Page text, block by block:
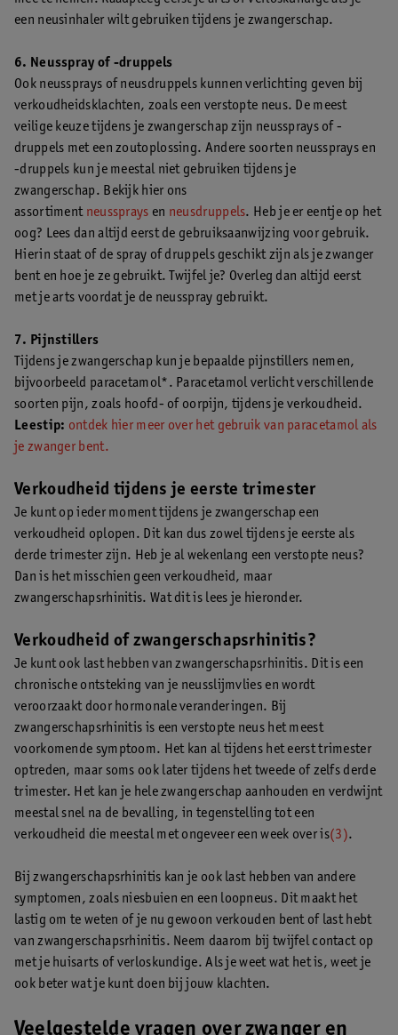
een neusinhaler wilt gebruiken tijdens je zwangerschap.
6. Neusspray of -druppels
Ook neussprays of neusdruppels kunnen verlichting geven bij
verkoudheidsklachten, zoals een verstopte neus. De meest
veilige keuze tijdens je zwangerschap zijn neussprays of -
druppels met een zoutoplossing. Andere soorten neussprays en
-druppels kun je meestal niet gebruiken tijdens je
zwangerschap. Bekijk hier ons
assortiment neussprays en neusdruppels. Heb je er eentje op het
oog? Lees dan altijd eerst de gebruiksaanwijzing voor gebruik.
Hierin staat of de spray of druppels geschikt zijn als je zwanger
bent en hoe je ze gebruikt. Twijfel je? Overleg dan altijd eerst
met je arts voordat je de neusspray gebruikt.
7. Pijnstillers
Tijdens je zwangerschap kun je bepaalde pijnstillers nemen,
bijvoorbeeld paracetamol*. Paracetamol verlicht verschillende
soorten pijn, zoals hoofd- of oorpijn, tijdens je verkoudheid.
Leestip: ontdek hier meer over het gebruik van paracetamol als
je zwanger bent.
Verkoudheid tijdens je eerste trimester
Je kunt op ieder moment tijdens je zwangerschap een
verkoudheid oplopen. Dit kan dus zowel tijdens je eerste als
derde trimester zijn. Heb je al wekenlang een verstopte neus?
Dan is het misschien geen verkoudheid, maar
zwangerschapsrhinitis. Wat dit is lees je hieronder.
Verkoudheid of zwangerschapsrhinitis?
Je kunt ook last hebben van zwangerschapsrhinitis. Dit is een
chronische ontsteking van je neusslijmvlies en wordt
veroorzaakt door hormonale veranderingen. Bij
zwangerschapsrhinitis is een verstopte neus het meest
voorkomende symptoom. Het kan al tijdens het eerst trimester
optreden, maar soms ook later tijdens het tweede of zelfs derde
trimester. Het kan je hele zwangerschap aanhouden en verdwijnt
meestal snel na de bevalling, in tegenstelling tot een
verkoudheid die meestal met ongeveer een week over is(3).
Bij zwangerschapsrhinitis kan je ook last hebben van andere
symptomen, zoals niesbuien en een loopneus. Dit maakt het
lastig om te weten of je nu gewoon verkouden bent of last hebt
van zwangerschapsrhinitis. Neem daarom bij twijfel contact op
met je huisarts of verloskundige. Als je weet wat het is, weet je
ook beter wat je kunt doen bij jouw klachten.
Veelgestelde vragen over zwanger en